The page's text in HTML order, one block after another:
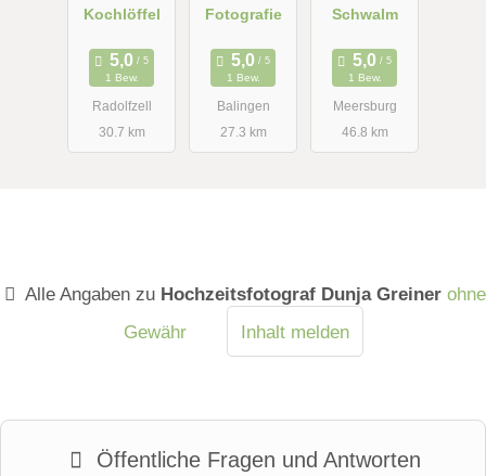
Kochlöffel
1 Bew.
Radolfzell
30.7 km
Fotografie
1 Bew.
Balingen
27.3 km
Schwalm
1 Bew.
Meersburg
46.8 km
Alle Angaben zu Hochzeitsfotograf Dunja Greiner ohne
Gewähr
Inhalt melden
Öffentliche Fragen und Antworten